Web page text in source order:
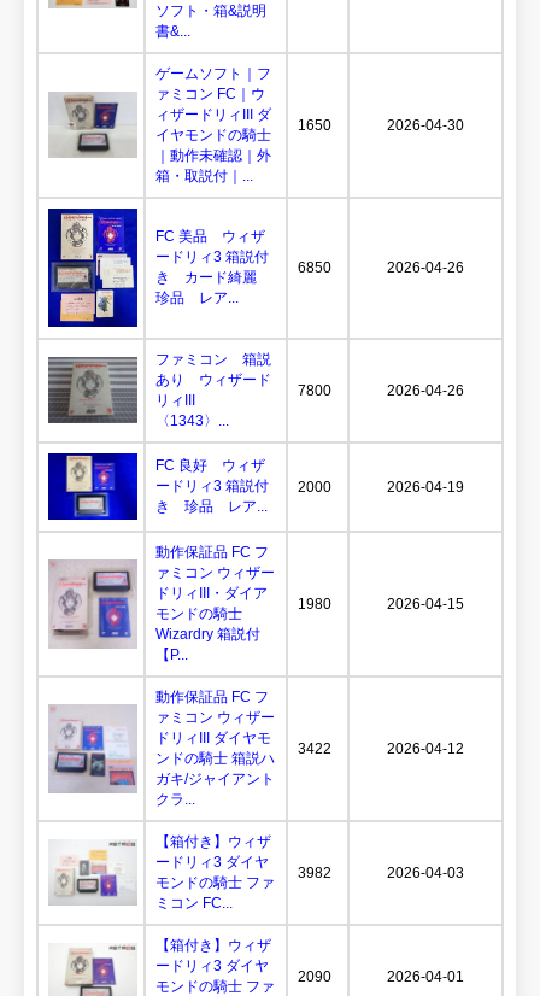
ソフト・箱&説明
書&...
ゲームソフト｜フ
ァミコン FC｜ウ
ィザードリィIII ダ
イヤモンドの騎士
｜動作未確認｜外
箱・取説付｜...
1650 2026-04-30
FC 美品 ウィザ
ードリィ3 箱説付
き カード綺麗
珍品 レア...
6850 2026-04-26
ファミコン 箱説
あり ウィザード
リィIII
〈1343〉...
7800 2026-04-26
FC 良好 ウィザ
ードリィ3 箱説付
き 珍品 レア...
2000 2026-04-19
動作保証品 FC フ
ァミコン ウィザー
ドリィIII・ダイア
モンドの騎士
Wizardry 箱説付
【P...
1980 2026-04-15
動作保証品 FC フ
ァミコン ウィザー
ドリィIII ダイヤモ
ンドの騎士 箱説ハ
ガキ/ジャイアント
クラ...
3422 2026-04-12
【箱付き】ウィザ
ードリィ3 ダイヤ
モンドの騎士 ファ
ミコン FC...
3982 2026-04-03
【箱付き】ウィザ
ードリィ3 ダイヤ
モンドの騎士 ファ
2090 2026-04-01